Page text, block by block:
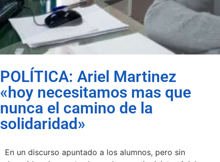
POLÍTICA: Ariel Martinez
«hoy necesitamos mas que
nunca el camino de la
solidaridad»
En un discurso apuntado a los alumnos, pero sin